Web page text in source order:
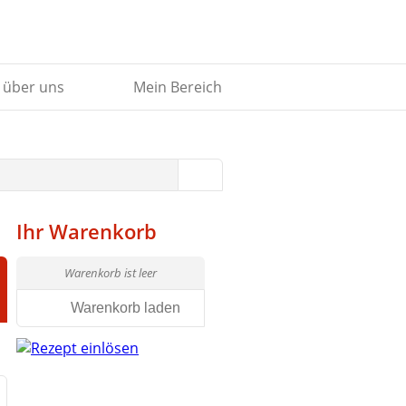
uns Mein Bereich
Ihr Warenkorb
Warenkorb ist leer
Warenkorb laden